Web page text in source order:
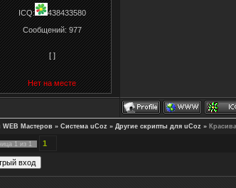
ICQ:
438433580
Сообщений:977
[ ]
Нет на месте
Мастеров » Система uCoz » Другие скрипты для uCoz »
1 из 1
1